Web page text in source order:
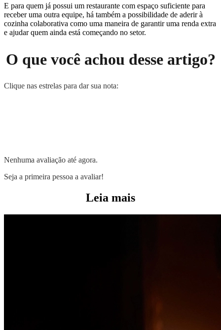
E para quem já possui um restaurante com espaço suficiente para
receber uma outra equipe, há também a possibilidade de aderir à
cozinha colaborativa como uma maneira de garantir uma renda extra
e ajudar quem ainda está começando no setor.
O que você achou desse artigo?
Clique nas estrelas para dar sua nota:
Nenhuma avaliação até agora.
Seja a primeira pessoa a avaliar!
Leia mais